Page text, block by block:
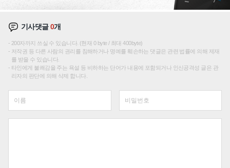
기사댓글0개
200자까지 쓰실 수 있습니다. (현재 0 byte / 최대 400byte)
저작권 등 다른 사람의 권리를 침해하거나 명예를 훼손하는 댓글은 관련 법률에 의해 제재
를 받을 수 있습니다.
타인에게 불쾌감을 주는 욕설 등 비하하는 단어가 내용에 포함되거나 인신공격성 글은 관
리자의 판단에 의해 삭제 합니다.